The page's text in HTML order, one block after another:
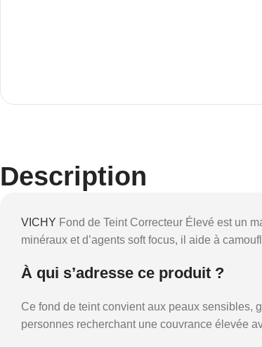
Description
VICHY Fond de Teint Correcteur Élevé est un
minéraux et d’agents soft focus, il aide à
À qui s’adresse ce produit ?
Ce fond de teint convient aux peaux sensibles,
personnes recherchant une couvrance élevée